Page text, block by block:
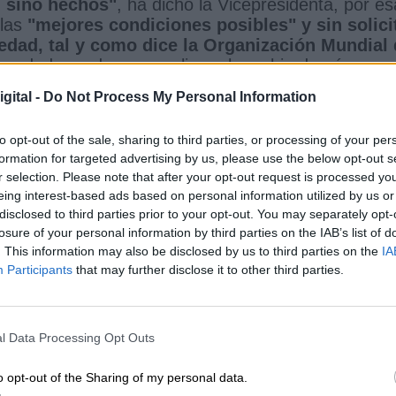
- Do Not Process My Personal Information
opt-out of the sale, sharing to third parties, or processing of your
for targeted advertising by us, please use the below opt-out
selection. Please note that after your opt-out request is processed
interest-based ads based on personal information utilized by us
to third parties prior to your opt-out. You may separately
of your personal information by third parties on the IAB’s list of
This information may also be disclosed by us to third parties on the
Participants that may further disclose it to other third parties.
Data Processing Opt Outs
opt-out of the Sharing of my personal data.
sino hechos", ha dicho la Vicepresidenta, por
"mejores condiciones posibles" y sin
tal y como dice la Organización Mundial
edad que deseen realizar el cambio de género,
además, señala que "solo se puede revertir
que se ha querido proteger la libertad de
pasos que luego quieran revertir". Esto es, los
nombre para poder ser respetados en el ámbito
puede producir el cambio".
movimientos feministas, desde hace
debemos proteger los derechos de los
que proteger las leyes de Igualdad de
oportunidades".
que ha permitido a las mujeres de este país
anunciado que el antoproyecto de la "Ley
este martes 29 de junio.